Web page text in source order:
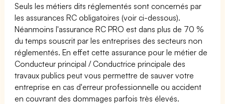
Seuls les métiers dits réglementés sont concernés par
les assurances RC obligatoires (voir ci-dessous).
Néanmoins l'assurance RC PRO est dans plus de 70 %
du temps souscrit par les entreprises des secteurs non
réglementés. En effet cette assurance pour le métier de
Conducteur principal / Conductrice principale des
travaux publics peut vous permettre de sauver votre
entreprise en cas d'erreur professionnelle ou accident
en couvrant des dommages parfois très élevés.